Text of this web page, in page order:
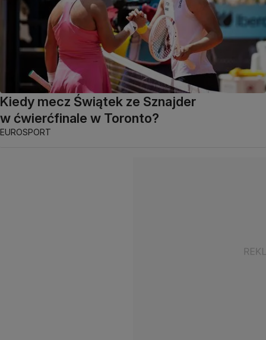
Kiedy mecz Świątek ze Sznajder
w ćwierćfinale w Toronto?
EUROSPORT